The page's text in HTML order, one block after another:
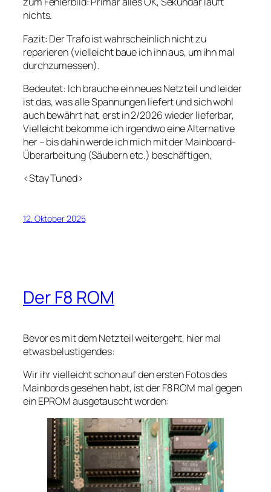
nichts.
Fazit: Der Trafo ist wahrscheinlich nicht zu
reparieren (vielleicht baue ich ihn aus, um ihn mal
durchzumessen).
Bedeutet: Ich brauche ein neues Netzteil und leider
ist das, was alle Spannungen liefert und sich wohl
auch bewährt hat, erst in 2/2026 wieder lieferbar,
Vielleicht bekomme ich irgendwo eine Alternative
her – bis dahin werde ich mich mit der Mainboard-
Überarbeitung (Säubern etc.) beschäftigen,
<Stay Tuned>
12. Oktober 2025
Der F8 ROM
Bevor es mit dem Netzteil weitergeht, hier mal
etwas belustigendes:
Wir ihr vielleicht schon auf den ersten Fotos des
Mainbords gesehen habt, ist der F8 ROM mal gegen
ein EPROM ausgetauscht worden: